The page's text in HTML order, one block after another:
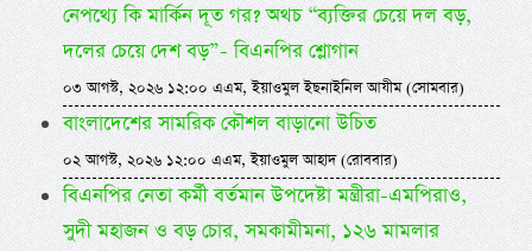
নেপথ্যে কি মার্কিন দূত গর? অথচ “ব্যক্তির চেয়ে দল বড়,
দলের চেয়ে দেশ বড়”- বিএনপির শ্লোগান
০৩ আগস্ট, ২০২৬ ১২:০০ এএম, ইয়াওমুল ইছনাইনিল আযীম (সোমবার)
বাংলাদেশের সামরিক কৌশল বাড়ানো উচিত
০২ আগস্ট, ২০২৬ ১২:০০ এএম, ইয়াওমুল আহাদ (রোববার)
বিএনপির নেতা কর্মী বর্তমান উপদেষ্টা মন্ত্রীরা-এমপিরাও,
সুদী মহাজন ও বড় চোর, সমকামীমনা, ১২৬ মামলার